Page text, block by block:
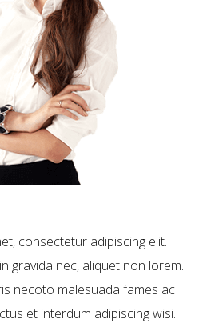
consectetur adipiscing elit.
gravida nec, aliquet non lorem.
necoto malesuada fames ac
et interdum adipiscing wisi.